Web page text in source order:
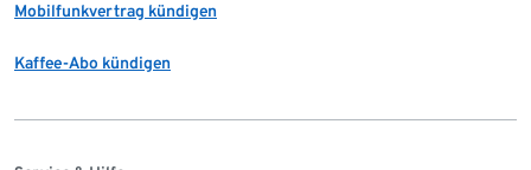
Mobilfunkvertrag kündigen
Kaffee-Abo kündigen